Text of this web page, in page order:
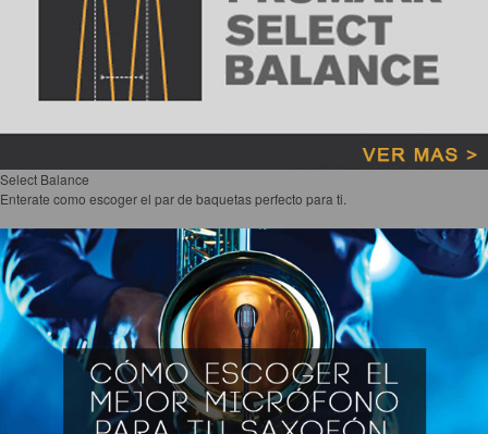
Select Balance
Enterate como escoger el par de baquetas perfecto para ti.